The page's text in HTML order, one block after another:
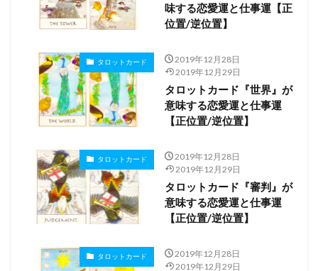
味する恋愛運と仕事運【正
位置/逆位置】
タロットカード
2019年12月28日
2019年12月29日
タロットカード『世界』が
意味する恋愛運と仕事運
【正位置/逆位置】
タロットカード
2019年12月28日
2019年12月29日
タロットカード『審判』が
意味する恋愛運と仕事運
【正位置/逆位置】
タロットカード
2019年12月28日
2019年12月29日